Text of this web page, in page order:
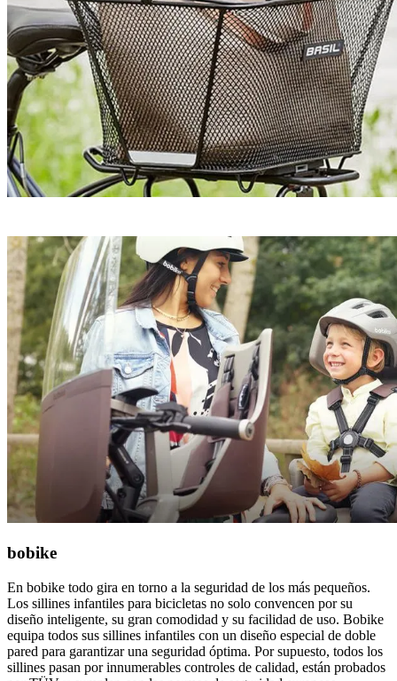
bobike
En bobike todo gira en torno a la seguridad de los más pequeños.
Los sillines infantiles para bicicletas no solo convencen por su
diseño inteligente, su gran comodidad y su facilidad de uso. Bobike
equipa todos sus sillines infantiles con un diseño especial de doble
pared para garantizar una seguridad óptima. Por supuesto, todos los
sillines pasan por innumerables controles de calidad, están probados